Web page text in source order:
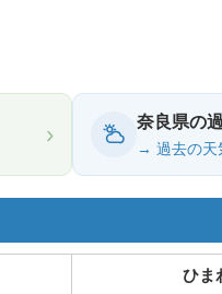
› 奈良県の
→ 過去の天
ひま